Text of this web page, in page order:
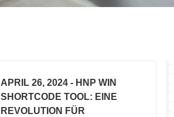
APRIL 26, 2024 - HNP WIN
SHORTCODE TOOL: EINE
REVOLUTION FÜR